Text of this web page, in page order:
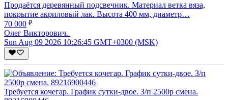
Продаётся деревянный подсвечник. Материал ветка вяза,
покрытие акриловый лак. Высота 400 мм, диаметр…
70 000
Олег Викторович.
Sun Aug 09 2026 10:26:45 GMT+0300 (MSK)
Требуется кочегар. График сутки-двое. З/п 2500р смена.